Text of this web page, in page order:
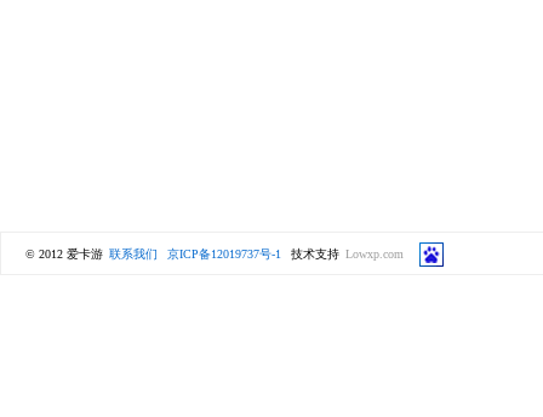
© 2012 爱卡游 联系我们 京ICP备12019737号-1 技术支持 Lowxp.com